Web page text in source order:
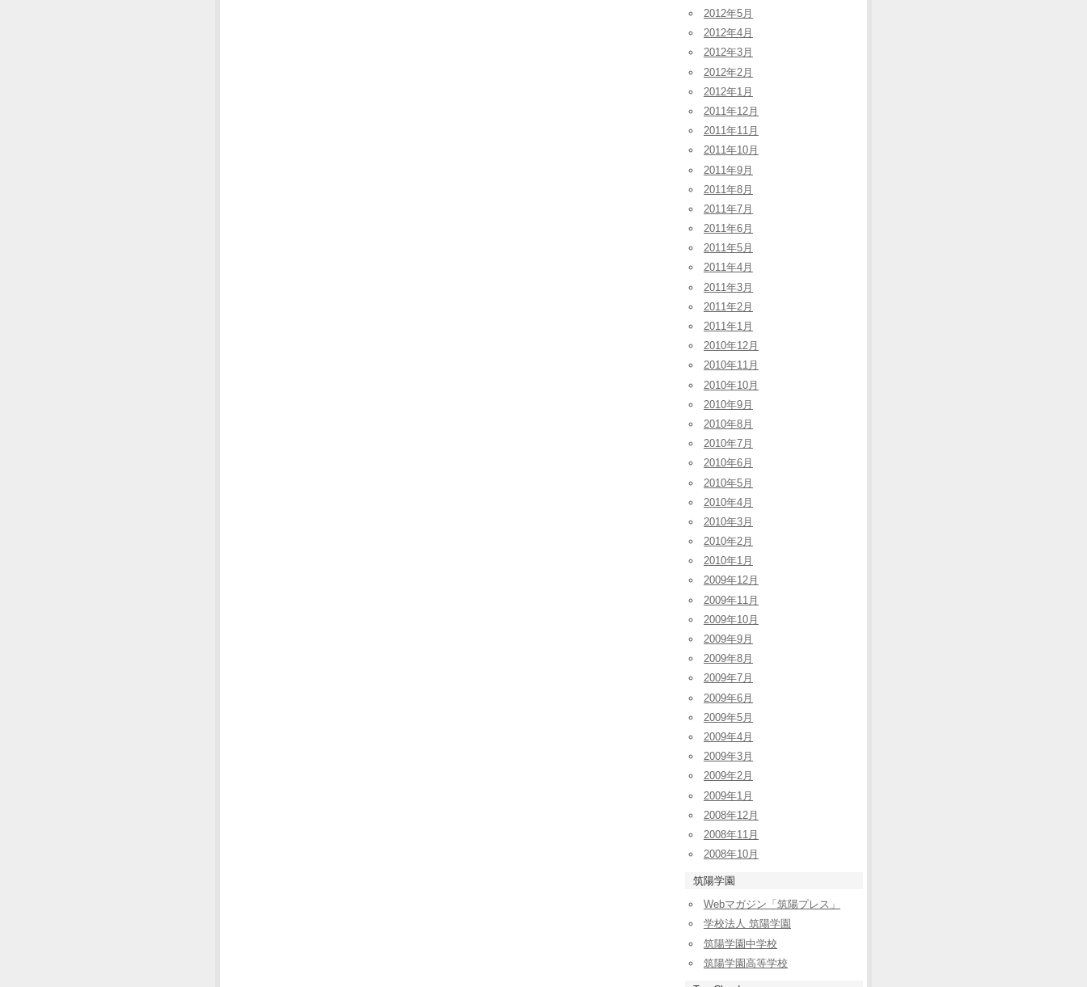
2012年5月
2012年4月
2012年3月
2012年2月
2012年1月
2011年12月
2011年11月
2011年10月
2011年9月
2011年8月
2011年7月
2011年6月
2011年5月
2011年4月
2011年3月
2011年2月
2011年1月
2010年12月
2010年11月
2010年10月
2010年9月
2010年8月
2010年7月
2010年6月
2010年5月
2010年4月
2010年3月
2010年2月
2010年1月
2009年12月
2009年11月
2009年10月
2009年9月
2009年8月
2009年7月
2009年6月
2009年5月
2009年4月
2009年3月
2009年2月
2009年1月
2008年12月
2008年11月
2008年10月
筑陽学園
Webマガジン「筑陽プレス」
学校法人 筑陽学園
筑陽学園中学校
筑陽学園高等学校